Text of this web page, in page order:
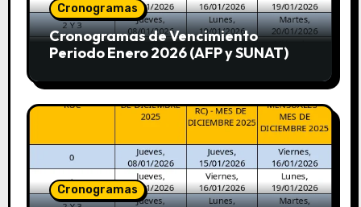
Cronogramas
Cronogramas de Vencimiento
Periodo Enero 2026 (AFP y SUNAT)
Cronogramas